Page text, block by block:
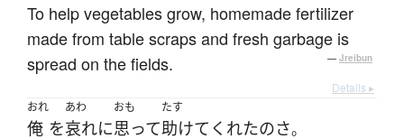
To help vegetables grow, homemade fertilizer
made from table scraps and fresh garbage is
spread on the fields.
— Jreibun
Details ▸
おれ
俺 を
あわ
哀れに
おも
思って
たす
助けて くれたのさ。